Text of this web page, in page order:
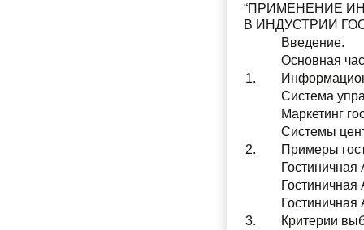
“ПРИМЕНЕНИЕ
В ИНДУСТРИИ
Введение.
Основная
1.
Система
Маркетинг
Системы
2.
Примеры
Гостиничная
Гостиничная
3.
Критерии